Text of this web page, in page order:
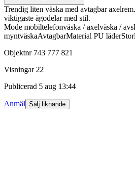
Trendig liten väska med avtagbar
viktigaste ägodelar med stil.
Mode mobiltelefonväska / axelväska /
myntväskaAvtagbarMaterial PU
Objektnr 743 777 821
Visningar 22
Publicerad 5 aug 13:44
Anmäl Sälj liknande